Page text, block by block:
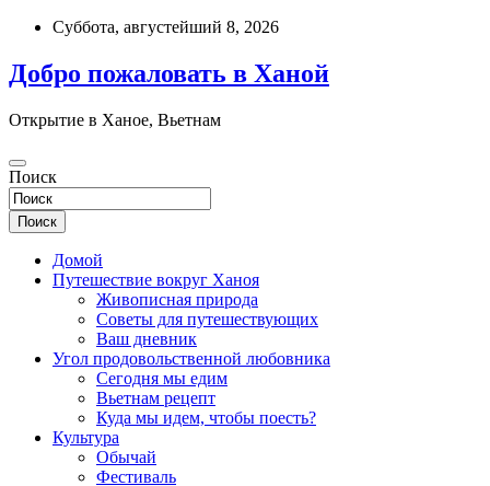
перейти
содержанию
Суббота, августейший 8, 2026
Добро пожаловать в Ханой
Открытие в Ханое, Вьетнам
Поиск
Поиск
Домой
Путешествие вокруг Ханоя
Живописная природа
Советы для путешествующих
Ваш дневник
Угол продовольственной любовника
Сегодня мы едим
Вьетнам рецепт
Куда мы идем, чтобы поесть?
Культура
Обычай
Фестиваль